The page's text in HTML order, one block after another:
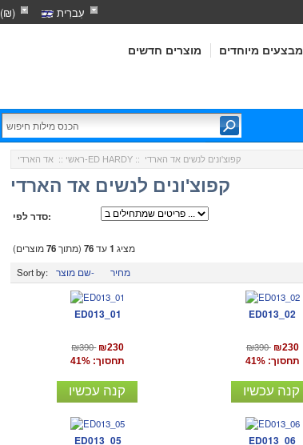
עִברִית ש"ח (₪)
מוצרים חדשים מבצעים מיוחדים
ראשי :: אד הארדי-ED HARDY :: קפוצ'ונים לנשים אד הארדי
קפוצ'ונים לנשים אד הארדי
סדר לפי:
מציג 1עד76(מתוך76מוצרים)
Sort by:
שם מוצר- מחיר
ED013_01
₪390 ₪230
תחסוך: 41%
קנה עכשיו
ED013_02
₪390 ₪230
תחסוך: 41%
קנה עכשיו
ED013_05 ED013_06